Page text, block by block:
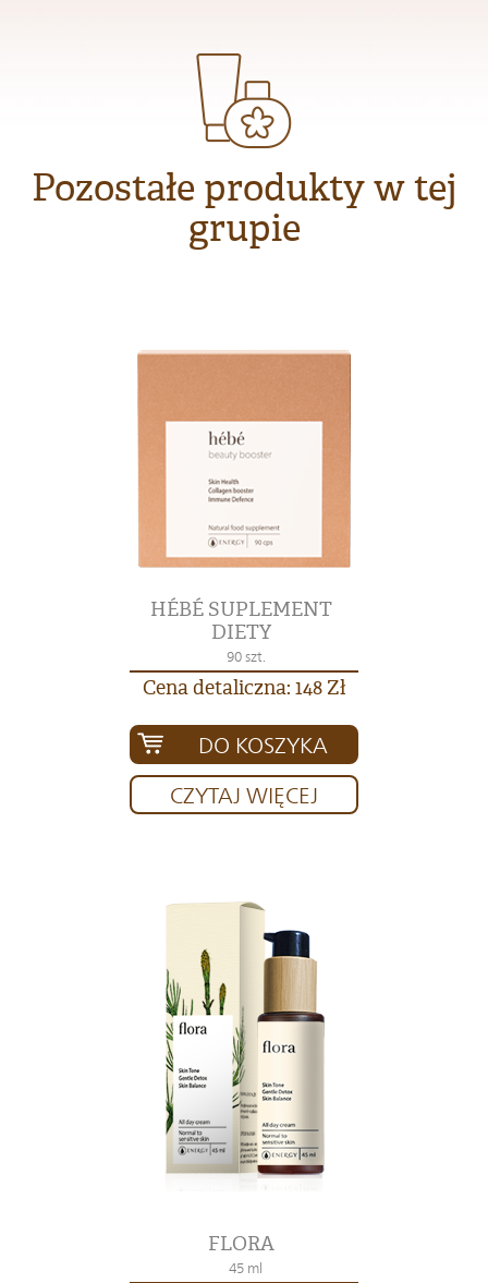
Pozostałe produkty w tej
grupie
HÉBÉ SUPLEMENT
DIETY
90 szt.
Cena detaliczna: 148 Zł
DO KOSZYKA
CZYTAJ WIĘCEJ
FLORA
45 ml